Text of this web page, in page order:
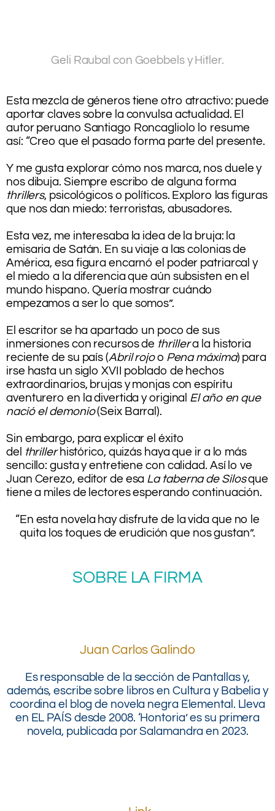
Geli Raubal con Goebbels y Hitler.
Esta mezcla de géneros tiene otro atractivo: puede
aportar claves sobre la convulsa actualidad. El
autor peruano Santiago Roncagliolo lo resume
así: “Creo que el pasado forma parte del presente.
Y me gusta explorar cómo nos marca, nos duele y
nos dibuja. Siempre escribo de alguna forma
thrillers, psicológicos o políticos. Exploro las figuras
que nos dan miedo: terroristas, abusadores.
Esta vez, me interesaba la idea de la bruja: la
emisaria de Satán. En su viaje a las colonias de
América, esa figura encarnó el poder patriarcal y
el miedo a la diferencia que aún subsisten en el
mundo hispano. Quería mostrar cuándo
empezamos a ser lo que somos”.
El escritor se ha apartado un poco de sus
inmersiones con recursos de thrillera la historia
reciente de su país (Abril rojoo Pena máxima) para
irse hasta un siglo XVII poblado de hechos
extraordinarios, brujas y monjas con espíritu
aventurero en la divertida y original El año en que
nació el demonio(Seix Barral).
Sin embargo, para explicar el éxito
del thrillerhistórico, quizás haya que ir a lo más
sencillo: gusta y entretiene con calidad. Así lo ve
Juan Cerezo, editor de esa La taberna de Silosque
tiene a miles de lectores esperando continuación.
“En esta novela hay disfrute de la vida que no le
quita los toques de erudición que nos gustan”.
SOBRE LA FIRMA
Juan Carlos Galindo
Es responsable de la sección de Pantallas y,
además, escribe sobre libros en Cultura y Babelia y
coordina el blog de novela negra Elemental. Lleva
en EL PAÍS desde 2008. ‘Hontoria’ es su primera
novela, publicada por Salamandra en 2023.